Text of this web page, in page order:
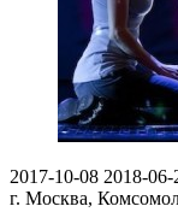
2017-10-08 2018-06-
г. Москва,